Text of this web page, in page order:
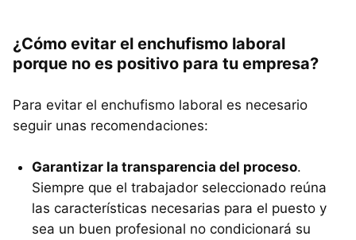
¿Cómo evitar el enchufismo laboral
porque no es positivo para tu empresa?
Para evitar el enchufismo laboral es necesario
seguir unas recomendaciones:
Garantizar la transparencia del proceso.
Siempre que el trabajador seleccionado reúna
las características necesarias para el puesto y
sea un buen profesional no condicionará su